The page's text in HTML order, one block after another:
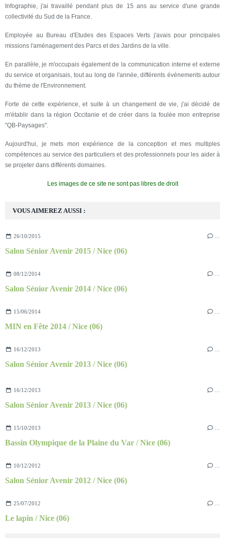
VOUS AIMEREZ AUSSI :
26/10/2015
Salon Sénior Avenir 2015 / Nice (06)
08/12/2014
Salon Sénior Avenir 2014 / Nice (06)
15/06/2014
MIN en Fête 2014 / Nice (06)
16/12/2013
Salon Sénior Avenir 2013 / Nice (06)
16/12/2013
Salon Sénior Avenir 2013 / Nice (06)
15/10/2013
Bassin Olympique de la Plaine du Var / Nice (06)
10/12/2012
Salon Sénior Avenir 2012 / Nice (06)
25/07/2012
Le lapin / Nice (06)
Infographie, j'ai travaillé pendant plus de 15 ans au service d'une grande
collectivité du Sud de la France.
Employée au Bureau d'Etudes des Espaces Verts j'avais pour principales
missions l'aménagement des Parcs et des Jardins de la ville.
En parallèle, je m'occupais également de la communication interne et externe
du service et organisais, tout au long de l'année, différents événements autour
du thème de l'Environnement.
Forte de cette expérience, et suite à un changement de vie, j'ai décidé de
m'établir dans la région Occitanie et de créer dans la foulée mon entreprise
"QB-Paysages".
Aujourd'hui, je mets mon expérience de la conception et mes multiples
compétences au service des particuliers et des professionnels pour les aider à
se projeter dans différents domaines.
Les images de ce site ne sont pas libres de droit